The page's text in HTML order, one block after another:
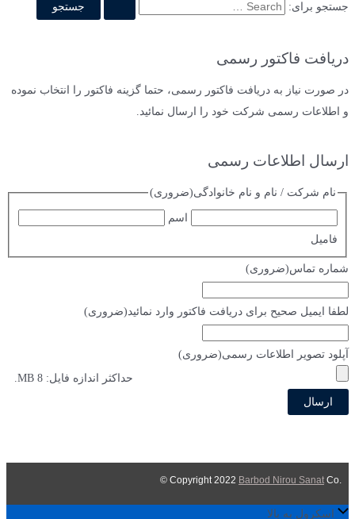
جستجو برای:
دریافت فاکتور رسمی
در صورت نیاز به دریافت فاکتور رسمی، حتما گزینه فاکتور را انتخاب نموده
و اطلاعات رسمی شرکت خود را ارسال نمائید.
ارسال اطلاعات رسمی
نام شرکت / نام و نام خانوادگی(ضروری)
اسم
فامیل
شماره تماس(ضروری)
لطفا ایمیل صحیح برای دریافت فاکتور وارد نمائید(ضروری)
آپلود تصویر اطلاعات رسمی(ضروری)
حداکثر اندازه فایل: 8 MB.
.Copyright 2022
Barbod Nirou Sanat Co ©
اسکرول به بالا